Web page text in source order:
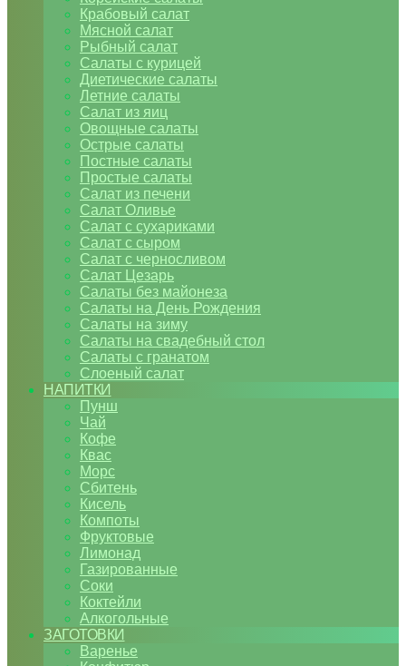
Крабовый салат
Мясной салат
Рыбный салат
Салаты с курицей
Диетические салаты
Летние салаты
Салат из яиц
Овощные салаты
Острые салаты
Постные салаты
Простые салаты
Салат из печени
Салат Оливье
Салат с сухариками
Салат с сыром
Салат с черносливом
Салат Цезарь
Салаты без майонеза
Салаты на День Рождения
Салаты на зиму
Салаты на свадебный стол
Салаты с гранатом
Слоеный салат
НАПИТКИ
Пунш
Чай
Кофе
Квас
Морс
Сбитень
Кисель
Компоты
Фруктовые
Лимонад
Газированные
Соки
Коктейли
Алкогольные
ЗАГОТОВКИ
Варенье